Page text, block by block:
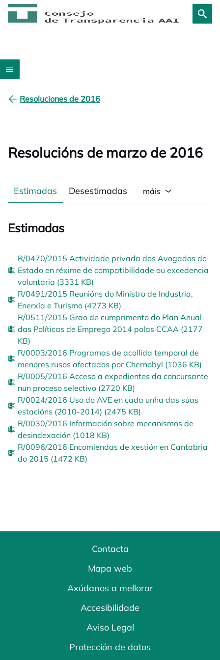
Resoluciones de 2016
Resolucións de marzo de 2016
Estimadas Desestimadas máis
Estimadas
R/0470/2015 Actividade privada dos Avogados do
Estado en réxime de compatibilidade ou excedencia
voluntaria (3331 KB)
R/0491/2015 Reunións do Ministro de Industria,
Enerxía e Turismo (4273 KB)
R/0511/2015 Grao de cumprimento do Plan Anual
das Políticas de Emprego 2014 polas CCAA (2177
KB)
R/0003/2016 Programas de acollida temporal de
menores rusos afectados por Chernobyl (1036 KB)
R/0005/2016 Acceso a expedientes da concursante
nun proceso selectivo (2720 KB)
R/0024/2016 Uso do AVE en cada unha das súas
estacións (2010-2014) (2475 KB)
R/0030/2016 Información sobre mecanismos de
desindexación (1018 KB)
R/0096/2016 Encomiendas de xestión en Cantabria
do 2015 (1472 KB)
Contacta
Mapa web
Axúdanos a mellorar
Accesibilidade
Aviso Legal
Protección de datos